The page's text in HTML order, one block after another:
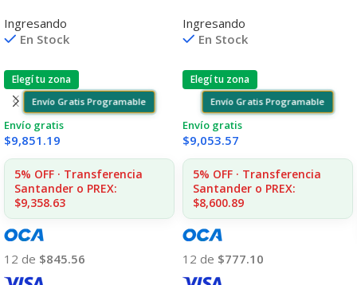
1215/1515/1510/1312
Ingresando
En Stock
Elegí tu zona
Envío Gratis Programable
Envío gratis
$9,851.19
5% OFF · Transferencia
Santander o PREX:
$9,358.63
12 de $845.56
1215/1515/1510/1312
Ingresando
En Stock
Elegí tu zona
Envío Gratis Programable
Envío gratis
$9,053.57
5% OFF · Transferencia
Santander o PREX:
$8,600.89
12 de $777.10